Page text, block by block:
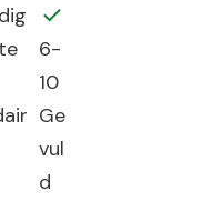
6-
10
Ge
vul
d